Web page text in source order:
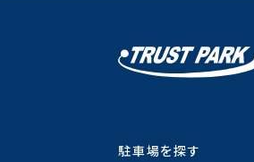
駐車場を探す